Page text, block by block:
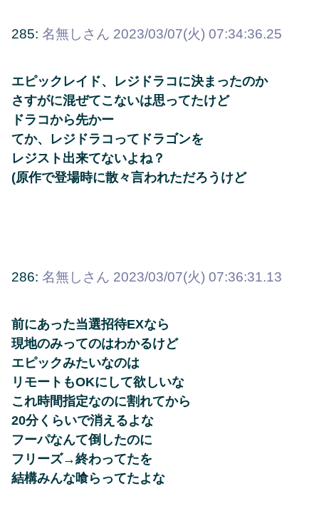
285: 名無しさん 2023/03/07(火) 07:34:36.25
エピックレイド、レジドラコに決まったのか
さすがに混ぜてこないは思ってたけど
ドラコから先かー
てか、レジドラコってドラゴンを
レジスト出来てないよね？
(原作で登場時に散々言われただろうけど
286: 名無しさん 2023/03/07(火) 07:36:31.13
前にあった当選招待EXなら
現地のみってのはわかるけど
エピックみたいなのは
リモートもOKにして欲しいな
これ時間指定なのに割れてから
20分くらいで消えるよな
フーパなんて倒したのに
フリーズ→終わってたを
結構みんな喰らってたよな